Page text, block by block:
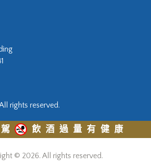
rights reserved.
飲酒過量有健康
© 2026. All rights reserved.